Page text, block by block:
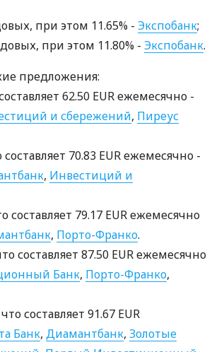
при этом 11.65% - Экспобанк;
при этом 11.80% - Экспобанк.
предложения:
62.50 EUR ежемесячно -
и сбережений, Пиреус
70.83 EUR ежемесячно -
, Инвестиций и
составляет 79.17 EUR ежемесячно
, Порто-Франко.
составляет 87.50 EUR ежемесячно
Банк, Порто-Франко,
составляет 91.67 EUR
Банк, Диамантбанк, Золотые